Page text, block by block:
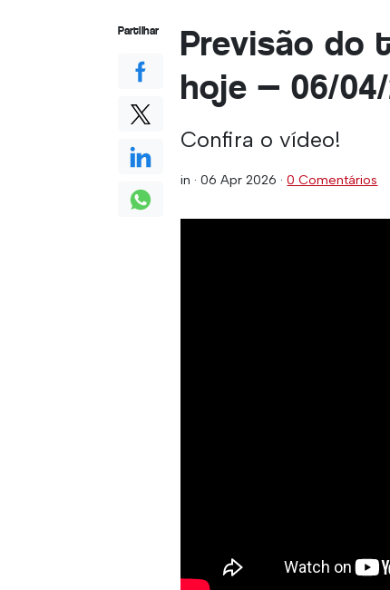
Previsão do
hoje — 06/
Confira o vídeo!
in ·06 Apr 2026 ·0 Comentários
Partilhar